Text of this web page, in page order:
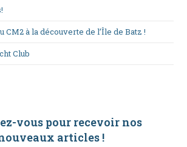
CM2 à la découverte de l’Île de Batz !
Club
vous pour recevoir nos
articles !